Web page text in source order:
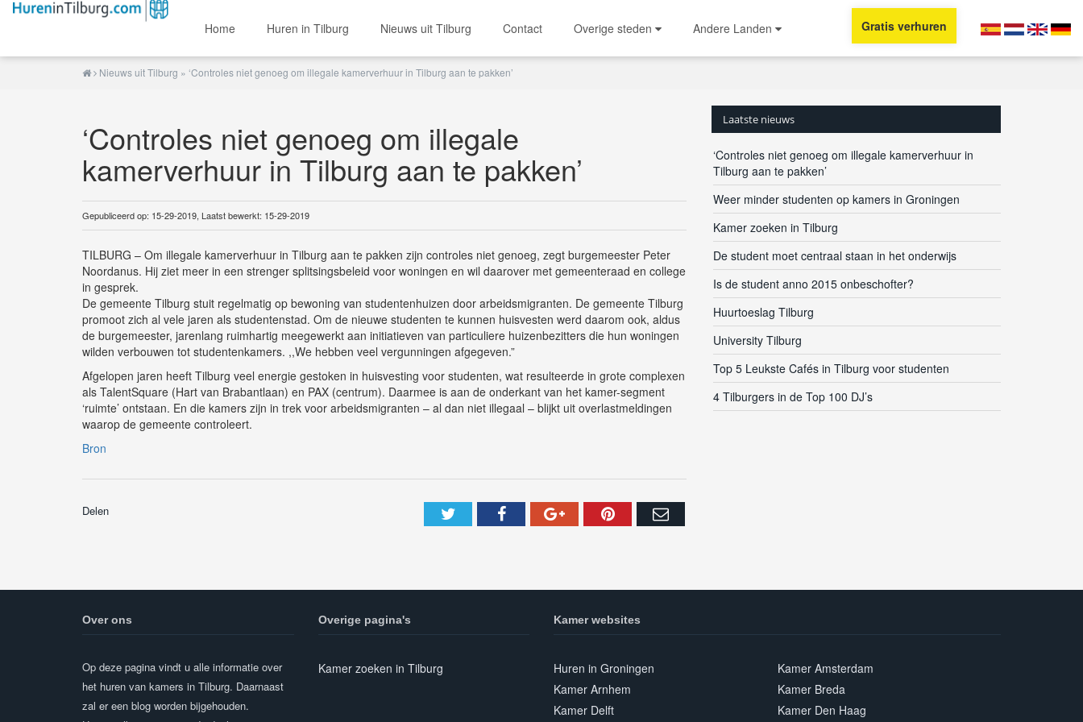
Home Huren in Tilburg Nieuws uit Tilburg Contact Overige steden Andere Landen Gratis verhuren
Nieuws uit Tilburg » ‘Controles niet genoeg om illegale kamerverhuur in Tilburg aan te pakken’
‘Controles niet genoeg om illegale
kamerverhuur in Tilburg aan te pakken’
Gepubliceerd op: 15-29-2019, Laatst bewerkt: 15-29-2019
TILBURG – Om illegale kamerverhuur in Tilburg aan te pakken zijn controles niet genoeg, zegt burgemeester Peter
Noordanus. Hij ziet meer in een strenger splitsingsbeleid voor woningen en wil daarover met gemeenteraad en college
in gesprek.
De gemeente Tilburg stuit regelmatig op bewoning van studentenhuizen door arbeidsmigranten. De gemeente Tilburg
promoot zich al vele jaren als studentenstad. Om de nieuwe studenten te kunnen huisvesten werd daarom ook, aldus
de burgemeester, jarenlang ruimhartig meegewerkt aan initiatieven van particuliere huizenbezitters die hun woningen
wilden verbouwen tot studentenkamers. ,,We hebben veel vergunningen afgegeven.”
Afgelopen jaren heeft Tilburg veel energie gestoken in huisvesting voor studenten, wat resulteerde in grote complexen
als TalentSquare (Hart van Brabantlaan) en PAX (centrum). Daarmee is aan de onderkant van het kamer-segment
‘ruimte’ ontstaan. En die kamers zijn in trek voor arbeidsmigranten – al dan niet illegaal – blijkt uit overlastmeldingen
waarop de gemeente controleert.
Bron
Delen
Laatste nieuws
‘Controles niet genoeg om illegale kamerverhuur in
Tilburg aan te pakken’
Weer minder studenten op kamers in Groningen
Kamer zoeken in Tilburg
De student moet centraal staan in het onderwijs
Is de student anno 2015 onbeschofter?
Huurtoeslag Tilburg
University Tilburg
Top 5 Leukste Cafés in Tilburg voor studenten
4 Tilburgers in de Top 100 DJ’s
Over ons
Op deze pagina vindt u alle informatie over
het huren van kamers in Tilburg. Daarnaast
zal er een blog worden bijgehouden.
Overige pagina's
Kamer zoeken in Tilburg
Kamer websites
Huren in Groningen
Kamer Amsterdam
Kamer Arnhem
Kamer Breda
Kamer Delft
Kamer Den Haag